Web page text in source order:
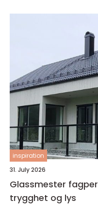
inspiration
31. July 2026
Glassmester fagpersonen som gir hjemmet
trygghet og lys